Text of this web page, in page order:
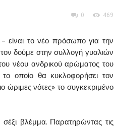
0 469
– είναι το νέο πρόσωπο για την
δούμε στην συλλογή γυαλιών
νέου ανδρικού αρώματος του
το οποίο θα κυκλοφορήσει τον
ώριμες νότες» το συγκεκριμένο
σέξι βλέμμα. Παρατηρώντας τις